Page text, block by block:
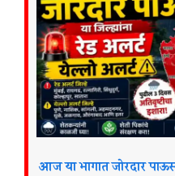
आज या भागात जोरदार